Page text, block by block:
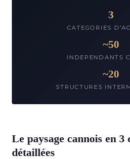
3
CATEGORIES
~50
INDEPENDANTS
~20
STRUCTURES
Le paysage cannois en 3
détaillées